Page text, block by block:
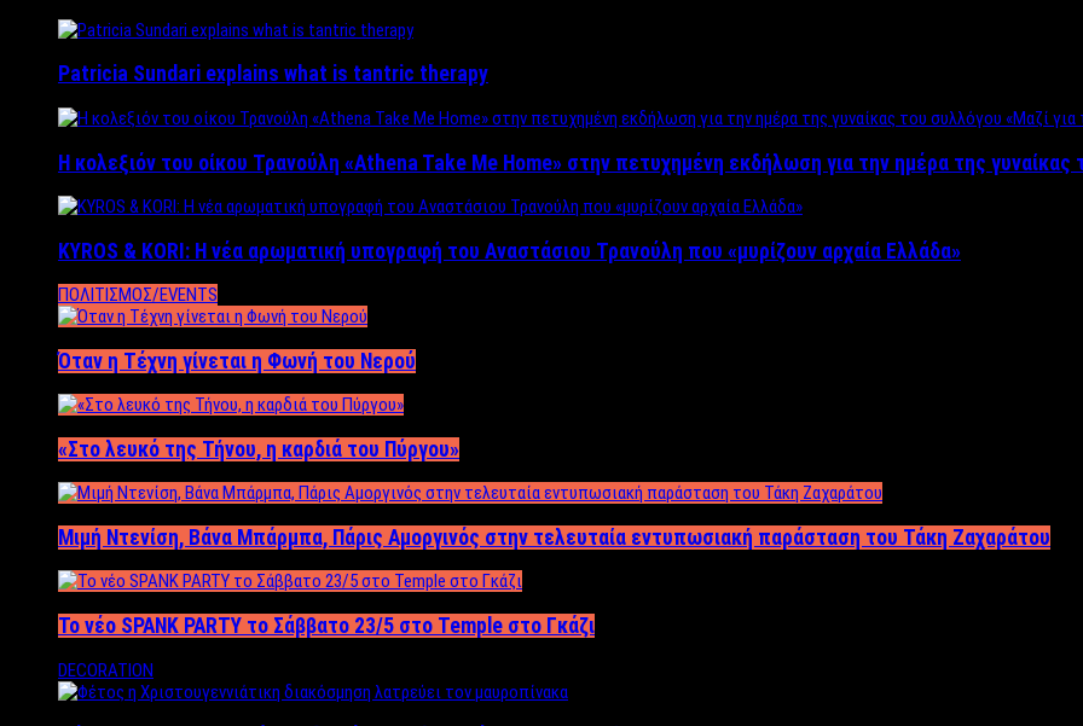
Patricia Sundari explains what is tantric therapy
Η κολεξιόν του οίκου Τρανούλη «Athena Take Me Home» στην πετυχημένη εκδήλωση για την ημέρα της γυναίκας
KYROS & KORI: Η νέα αρωματική υπογραφή του Αναστάσιου Τρανούλη που «μυρίζουν αρχαία Ελλάδα»
ΠΟΛΙΤΙΣΜΟΣ/EVENTS
Όταν η Τέχνη γίνεται η Φωνή του Νερού
«Στο λευκό της Τήνου, η καρδιά του Πύργου»
Μιμή Ντενίση, Βάνα Μπάρμπα, Πάρις Αμοργινός στην τελευταία εντυπωσιακή παράσταση του Τάκη Ζαχαράτου
Το νέο SPANK PARTY το Σάββατο 23/5 στο Temple στο Γκάζι
DECORATION